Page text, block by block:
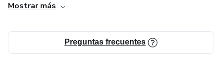
Mostrar más
Preguntas frecuentes